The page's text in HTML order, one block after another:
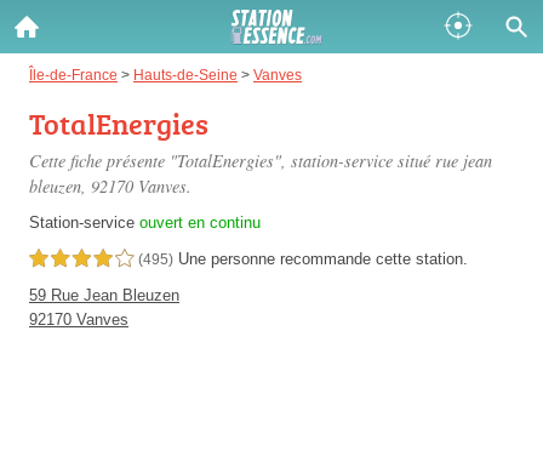
Île-de-France > Hauts-de-Seine > Vanves
TotalEnergies
Cette fiche présente "TotalEnergies", station-service situé rue jean
bleuzen, 92170 Vanves.
Station-service ouvert en continu
4,0 étoiles sur 5 (495) Une personne recommande cette station.
59 Rue Jean Bleuzen
92170 Vanves
Gazole :
Disponible
SP 98 :
Disponible
SP 95 :
Disponible